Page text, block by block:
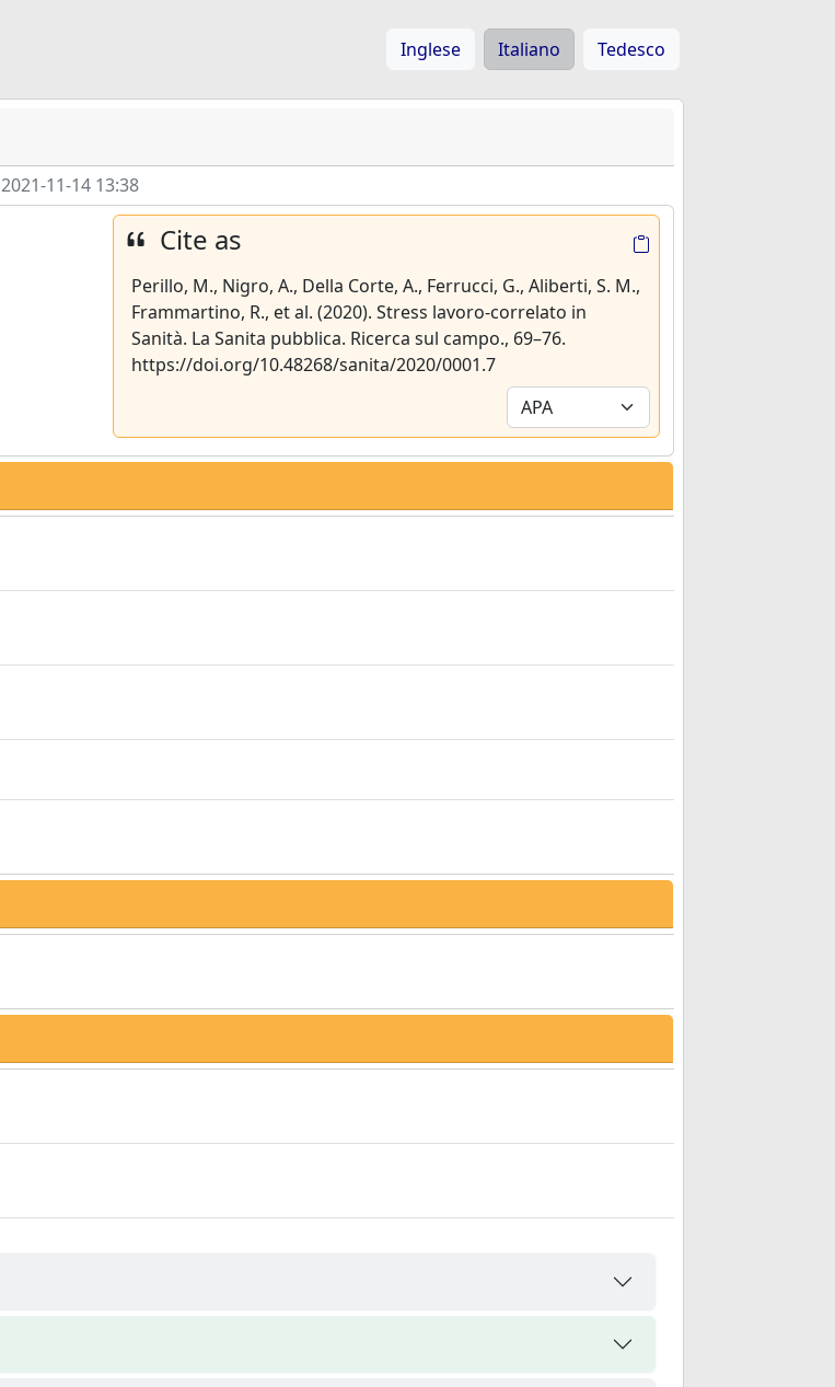
Inglese Italiano Tedesco
2021-11-14 13:38
Cite as
Perillo, M., Nigro, A., Della Corte, A., Ferrucci, G., Aliberti, S. M.,
Frammartino, R., et al. (2020). Stress lavoro-correlato in
Sanità. La Sanita pubblica. Ricerca sul campo., 69–76.
https://doi.org/10.48268/sanita/2020/0001.7